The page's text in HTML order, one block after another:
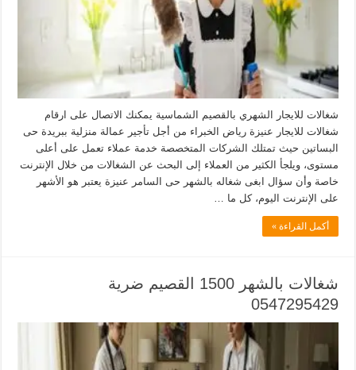
شغالات للايجار الشهري بالقصيم الشماسية يمكنك الاتصال على ارقام
شغالات للايجار عنيزة رياض الخبراء من أجل تأجير عمالة منزلية ببريدة حى
البساتين حيث تمتلك الشركات المتخصصة خدمة عملاء تعمل على أعلى
مستوى، ويلجأ الكثير من العملاء إلى البحث عن الشغالات من خلال الإنترنت
خاصة وأن سؤال ابغى شغاله بالشهر حى السامر عنيزة يعتبر هو الأشهر
على الإنترنت اليوم، كل ما …
أكمل القراءة »
شغالات بالشهر 1500 القصيم ضرية
0547295429